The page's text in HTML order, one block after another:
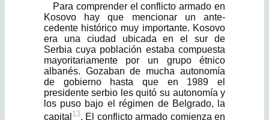
Para comprender el conflicto armado en
Kosovo hay que mencionar un ante­
cedente histórico muy importante. Kosovo
era una ciudad ubicada en el sur de
Serbia cuya población estaba compuesta
mayoritariamente por un grupo étnico
albanés. Gozaban de mucha autonomía
de gobierno hasta que en 1989 el
presidente serbio les quitó su autonomía y
los puso bajo el régimen de Bel­grado, la
capital 13. El conflicto armado comienza en